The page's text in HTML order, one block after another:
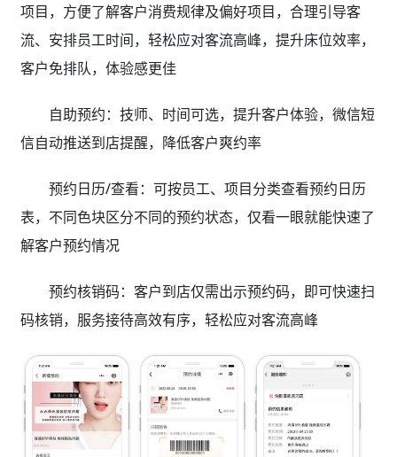
项目，方便了解客户消费规律及偏好项目，合理引导客
流、安排员工时间，轻松应对客流高峰，提升床位效率，
客户免排队，体验感更佳
自助预约：技师、时间可选，提升客户体验，微信短
信自动推送到店提醒，降低客户爽约率
预约日历/查看：可按员工、项目分类查看预约日历
表，不同色块区分不同的预约状态，仅看一眼就能快速了
解客户预约情况
预约核销码：客户到店仅需出示预约码，即可快速扫
码核销，服务接待高效有序，轻松应对客流高峰